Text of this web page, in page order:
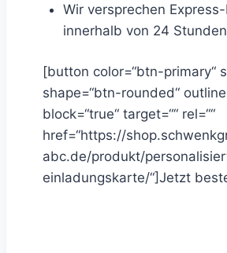
Wir versprechen
innerhalb von 24 Stunden
[button color=“btn-primary“
shape=“btn-rounded“
block=“true“ target=““ rel=““
href=“https://
abc.de/produkt/
einladungskarte/“]Jetzt